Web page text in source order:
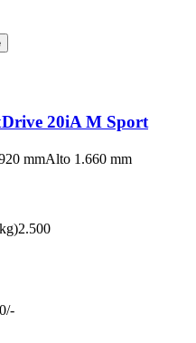
20iA M Sport
mmAlto 1.660 mm
2.500